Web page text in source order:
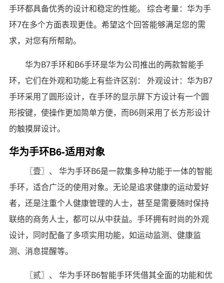
手环都具备优秀的设计和稳定的性能。 综合考量：华为手
环7在多个方面表现更佳。希望这个回答能够满足您的需
求，对您有所帮助。
华为B7手环和B6手环是华为公司推出的两款智能手
环，它们在外观和功能上有些许区别： 外观设计：华为B7
手环采用了圆形设计，在手环的显示屏下方设计有一个圆
形按键，使操作更加简单方便，而B6则采用了长方形设计
的触摸屏设计。
华为手环B6-适用对象
〖壹〗、 华为手环B6是一款集多种功能于一体的智能
手环，适合广泛的使用对象。无论是追求健康的运动爱好
者，还是注重个人健康管理的人士，甚至是需要随时保持
联络的商务人士，都可以从中获益。手环拥有时尚的外观
设计，同时配备了多项实用功能，如运动监测、健康监
测、消息提醒等。
〖贰〗、 华为手环B6智能手环凭借其全面的功能和优